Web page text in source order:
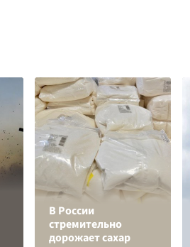
В России
стремительно
дорожает сахар